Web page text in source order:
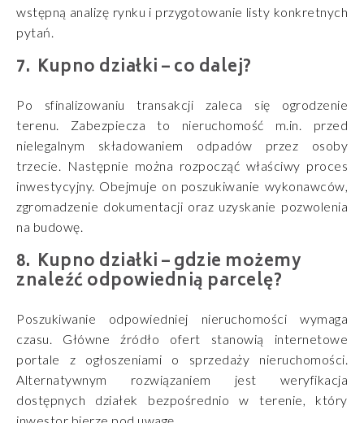
wstępną analizę rynku i przygotowanie listy konkretnych
pytań.
Kupno działki – co dalej?
Po sfinalizowaniu transakcji zaleca się ogrodzenie
terenu. Zabezpiecza to nieruchomość m.in. przed
nielegalnym składowaniem odpadów przez osoby
trzecie. Następnie można rozpocząć właściwy proces
inwestycyjny. Obejmuje on poszukiwanie wykonawców,
zgromadzenie dokumentacji oraz uzyskanie pozwolenia
na budowę.
Kupno działki – gdzie możemy
znaleźć odpowiednią parcelę?
Poszukiwanie odpowiedniej nieruchomości wymaga
czasu. Główne źródło ofert stanowią internetowe
portale z ogłoszeniami o sprzedaży nieruchomości.
Alternatywnym rozwiązaniem jest weryfikacja
dostępnych działek bezpośrednio w terenie, który